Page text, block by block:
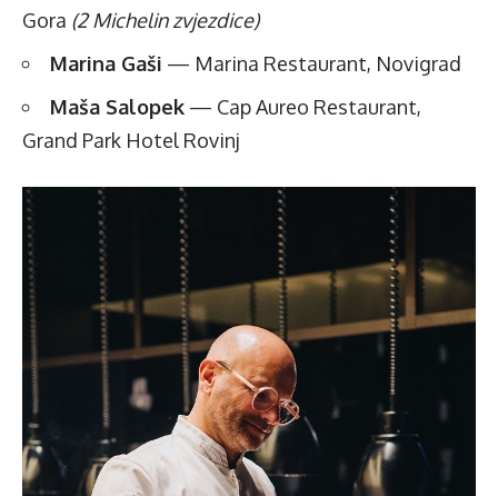
Gora (2 Michelin zvjezdice)
Marina Gaši — Marina Restaurant, Novigrad
Maša Salopek — Cap Aureo Restaurant,
Grand Park Hotel Rovinj